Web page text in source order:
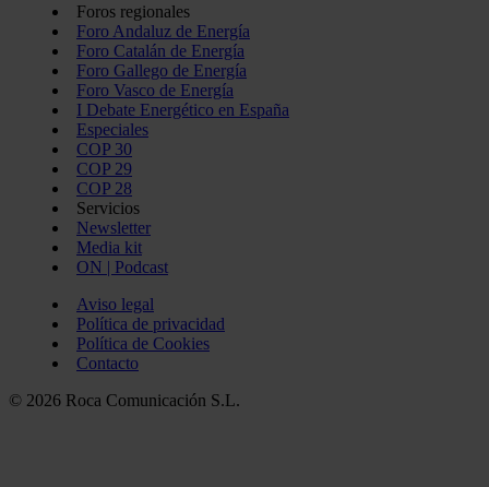
Foros regionales
Foro Andaluz de Energía
Foro Catalán de Energía
Foro Gallego de Energía
Foro Vasco de Energía
I Debate Energético en España
Especiales
COP 30
COP 29
COP 28
Servicios
Newsletter
Media kit
ON | Podcast
Aviso legal
Política de privacidad
Política de Cookies
Contacto
© 2026 Roca Comunicación S.L.